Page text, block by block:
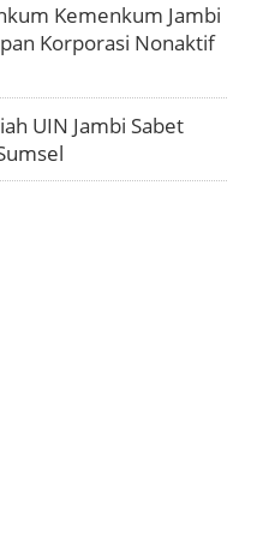
Kemenkum Jambi
Korporasi Nonaktif
UIN Jambi Sabet